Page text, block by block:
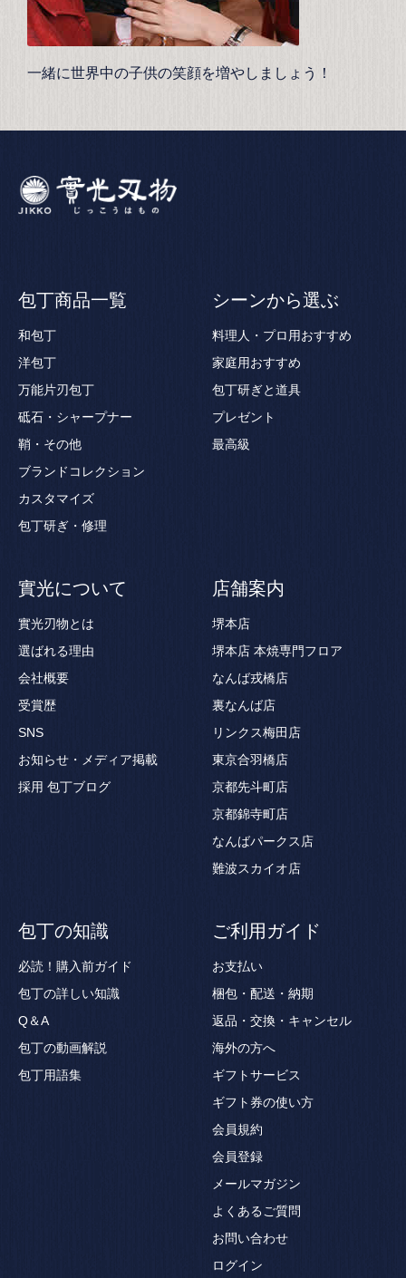
一緒に世界中の子供の笑顔を増やしましょう！
包丁商品一覧
和包丁
洋包丁
万能片刃包丁
砥石・シャープナー
鞘・その他
ブランドコレクション
カスタマイズ
包丁研ぎ・修理
シーンから選ぶ
料理人・プロ用おすすめ
家庭用おすすめ
包丁研ぎと道具
プレゼント
最高級
實光について
實光刃物とは
選ばれる理由
会社概要
受賞歴
SNS
お知らせ・メディア掲載
採用 包丁ブログ
店舗案内
堺本店
堺本店 本焼専門フロア
なんば戎橋店
裏なんば店
リンクス梅田店
東京合羽橋店
京都先斗町店
京都錦寺町店
なんばパークス店
難波スカイオ店
包丁の知識
必読！購入前ガイド
包丁の詳しい知識
Q＆A
包丁の動画解説
包丁用語集
ご利用ガイド
お支払い
梱包・配送・納期
返品・交換・キャンセル
海外の方へ
ギフトサービス
ギフト券の使い方
会員規約
会員登録
メールマガジン
よくあるご質問
お問い合わせ
ログイン